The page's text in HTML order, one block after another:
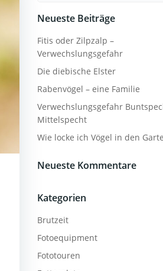
Neueste Beiträge
Fitis oder Zilpzalp –
Verwechslungsgefahr
Die diebische Elster
Rabenvögel – eine Familie
Verwechslungsgefahr
Mittelspecht
Wie locke ich Vögel in den
Neueste Kommentare
Kategorien
Brutzeit
Fotoequipment
Fototouren